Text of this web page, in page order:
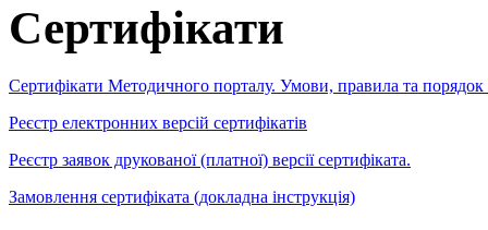
Сертифікати
Сертифікати Методичного порталу. Умови, правила та порядок
Реєстр електронних версій сертифікатів
Реєстр заявок друкованої (платної) версії сертифіката.
Замовлення сертифіката (докладна інструкція)